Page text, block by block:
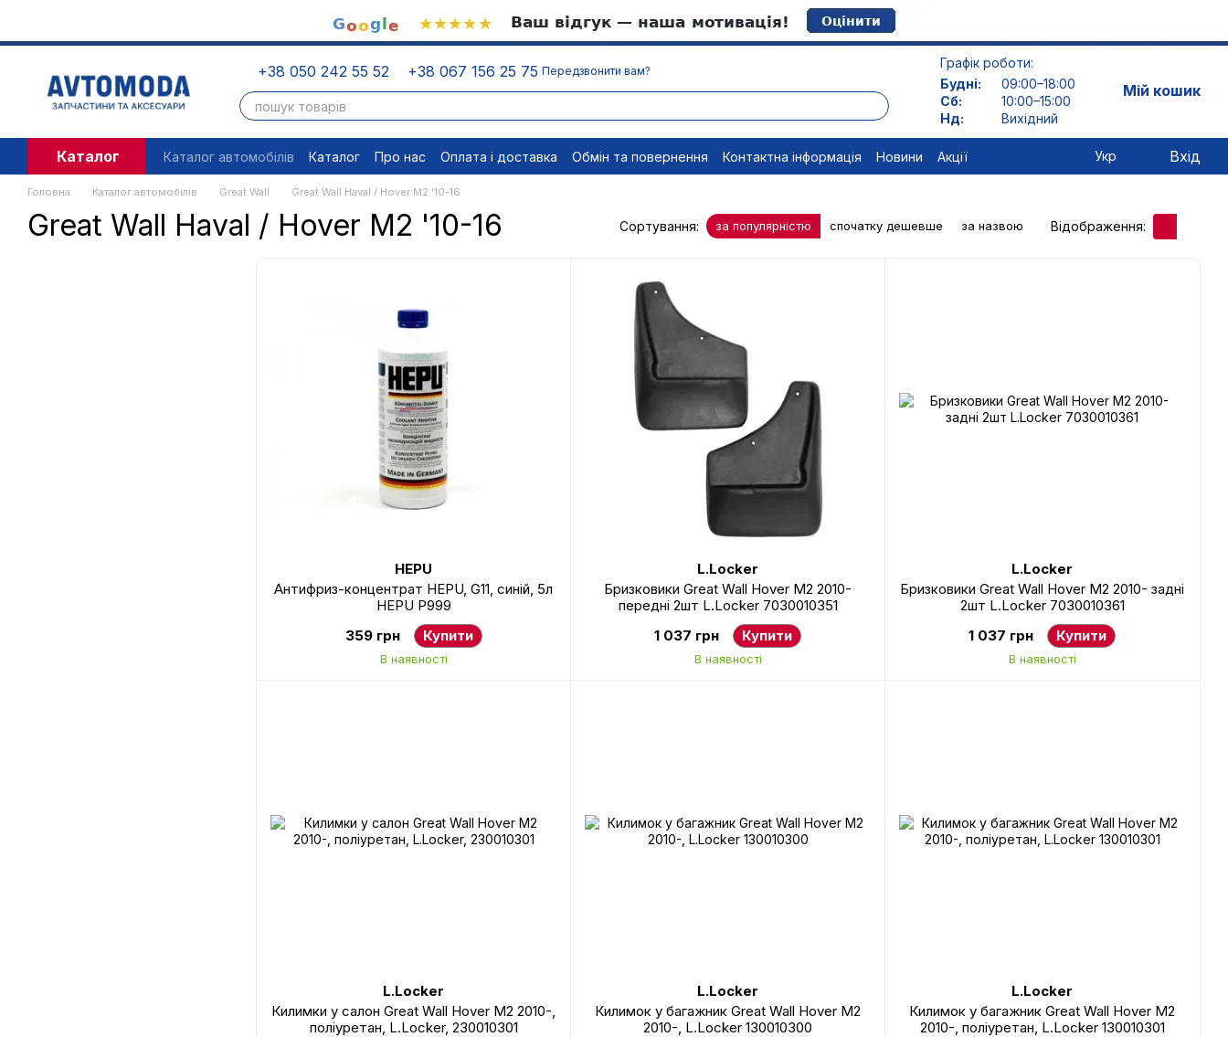
+38 050 242 55 52 +38 067 156 25 75 Передзвонити вам?
Графік роботи:
Будні:
09:00–18:00
Сб:
10:00–15:00
Нд:
Вихідний
Мій кошик
Каталог Каталог автомобілів Каталог Про нас Оплата і доставка Обмін та повернення Контактна інформація Новини
Акції
Угода користувача
Правові документи Відписатися
Укр Вхід
Головна Каталог автомобілів Great Wall Great Wall Haval / Hover M2 '10-16
Great Wall Haval / Hover M2 '10-16 Сортування: за популярністю спочатку дешевше за назвою Відображення:
HEPU
Антифриз-концентрат HEPU, G11, синій, 5л
HEPU P999
359 грн
Купити
В наявності
L.Locker
Бризковики Great Wall Hover М2 2010-
передні 2шт L.Locker 7030010351
1 037 грн
Купити
В наявності
L.Locker
Бризковики Great Wall Hover М2 2010- задні
2шт L.Locker 7030010361
1 037 грн
Купити
В наявності
L.Locker
Килимки у салон Great Wall Hover M2 2010-,
поліуретан, L.Locker, 230010301
L.Locker
Килимок у багажник Great Wall Hover М2
2010-, L.Locker 130010300
L.Locker
Килимок у багажник Great Wall Hover М2
2010-, поліуретан, L.Locker 130010301